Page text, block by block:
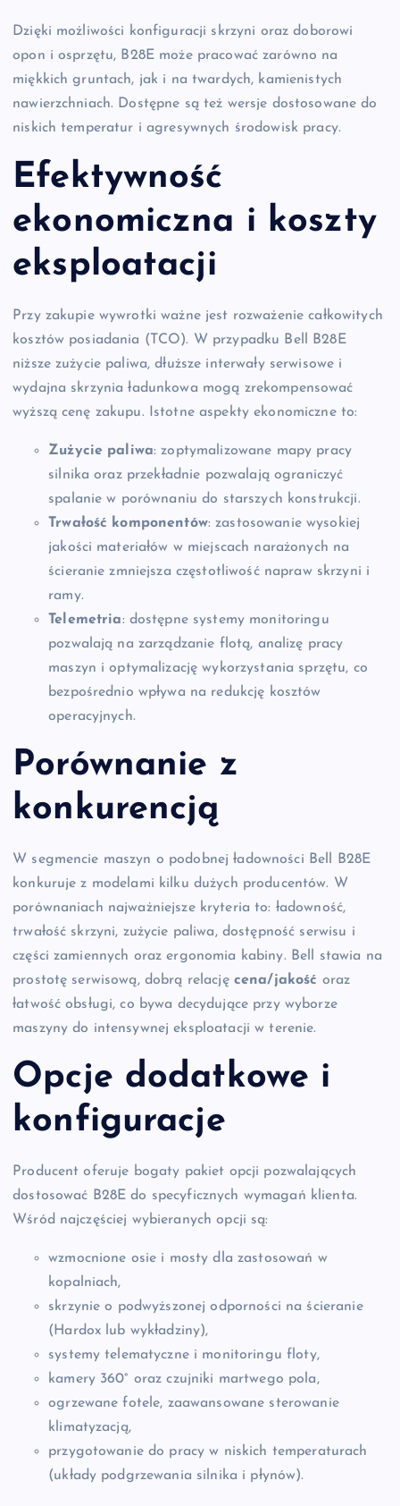
Dzięki możliwości konfiguracji skrzyni oraz doborowi
opon i osprzętu, B28E może pracować zarówno na
miękkich gruntach, jak i na twardych, kamienistych
nawierzchniach. Dostępne są też wersje dostosowane do
niskich temperatur i agresywnych środowisk pracy.
Efektywność
ekonomiczna i koszty
eksploatacji
Przy zakupie wywrotki ważne jest rozważenie całkowitych
kosztów posiadania (TCO). W przypadku Bell B28E
niższe zużycie paliwa, dłuższe interwały serwisowe i
wydajna skrzynia ładunkowa mogą zrekompensować
wyższą cenę zakupu. Istotne aspekty ekonomiczne to:
Zużycie paliwa: zoptymalizowane mapy pracy
silnika oraz przekładnie pozwalają ograniczyć
spalanie w porównaniu do starszych konstrukcji.
Trwałość komponentów: zastosowanie wysokiej
jakości materiałów w miejscach narażonych na
ścieranie zmniejsza częstotliwość napraw skrzyni i
ramy.
Telemetria: dostępne systemy monitoringu
pozwalają na zarządzanie flotą, analizę pracy
maszyn i optymalizację wykorzystania sprzętu, co
bezpośrednio wpływa na redukcję kosztów
operacyjnych.
Porównanie z
konkurencją
W segmencie maszyn o podobnej ładowności Bell B28E
konkuruje z modelami kilku dużych producentów. W
porównaniach najważniejsze kryteria to: ładowność,
trwałość skrzyni, zużycie paliwa, dostępność serwisu i
części zamiennych oraz ergonomia kabiny. Bell stawia na
prostotę serwisową, dobrą relację cena/jakość oraz
łatwość obsługi, co bywa decydujące przy wyborze
maszyny do intensywnej eksploatacji w terenie.
Opcje dodatkowe i
konfiguracje
Producent oferuje bogaty pakiet opcji pozwalających
dostosować B28E do specyficznych wymagań klienta.
Wśród najczęściej wybieranych opcji są:
wzmocnione osie i mosty dla zastosowań w
kopalniach,
skrzynie o podwyższonej odporności na ścieranie
(Hardox lub wykładziny),
systemy telematyczne i monitoringu floty,
kamery 360° oraz czujniki martwego pola,
ogrzewane fotele, zaawansowane sterowanie
klimatyzacją,
przygotowanie do pracy w niskich temperaturach
(układy podgrzewania silnika i płynów).